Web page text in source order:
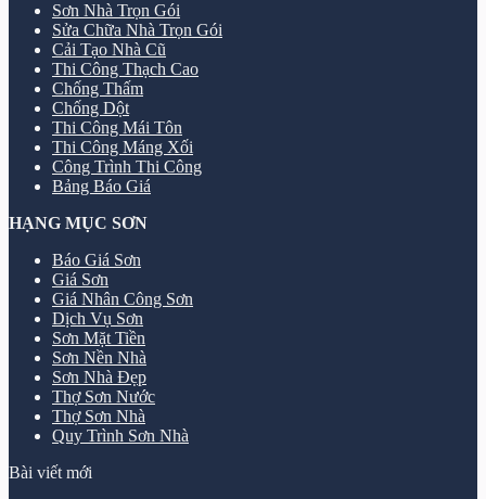
Sơn Nhà Trọn Gói
Sửa Chữa Nhà Trọn Gói
Cải Tạo Nhà Cũ
Thi Công Thạch Cao
Chống Thấm
Chống Dột
Thi Công Mái Tôn
Thi Công Máng Xối
Công Trình Thi Công
Bảng Báo Giá
HẠNG MỤC SƠN
Báo Giá Sơn
Giá Sơn
Giá Nhân Công Sơn
Dịch Vụ Sơn
Sơn Mặt Tiền
Sơn Nền Nhà
Sơn Nhà Đẹp
Thợ Sơn Nước
Thợ Sơn Nhà
Quy Trình Sơn Nhà
Bài viết mới